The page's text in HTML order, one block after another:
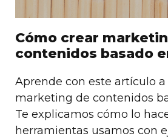
‌Cómo crear
contenidos basado
Aprende con este artículo a
marketing de contenidos
Te explicamos cómo lo
herramientas usamos con